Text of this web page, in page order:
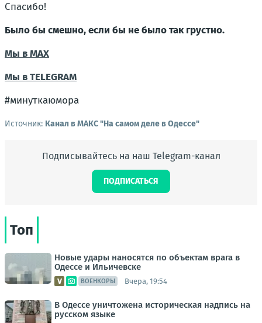
Спасибо!
Было бы смешно, если бы не было так грустно.
Мы в МАХ
Мы в TELEGRAM
#минуткаюмора
Источник: Канал в МАКС "На самом деле в Одессе"
Подписывайтесь на наш Telegram-канал
ПОДПИСАТЬСЯ
Топ
Новые удары наносятся по объектам врага в
Одессе и Ильичевске
ВОЕНКОРЫ Вчера, 19:54
В Одессе уничтожена историческая надпись на
русском языке